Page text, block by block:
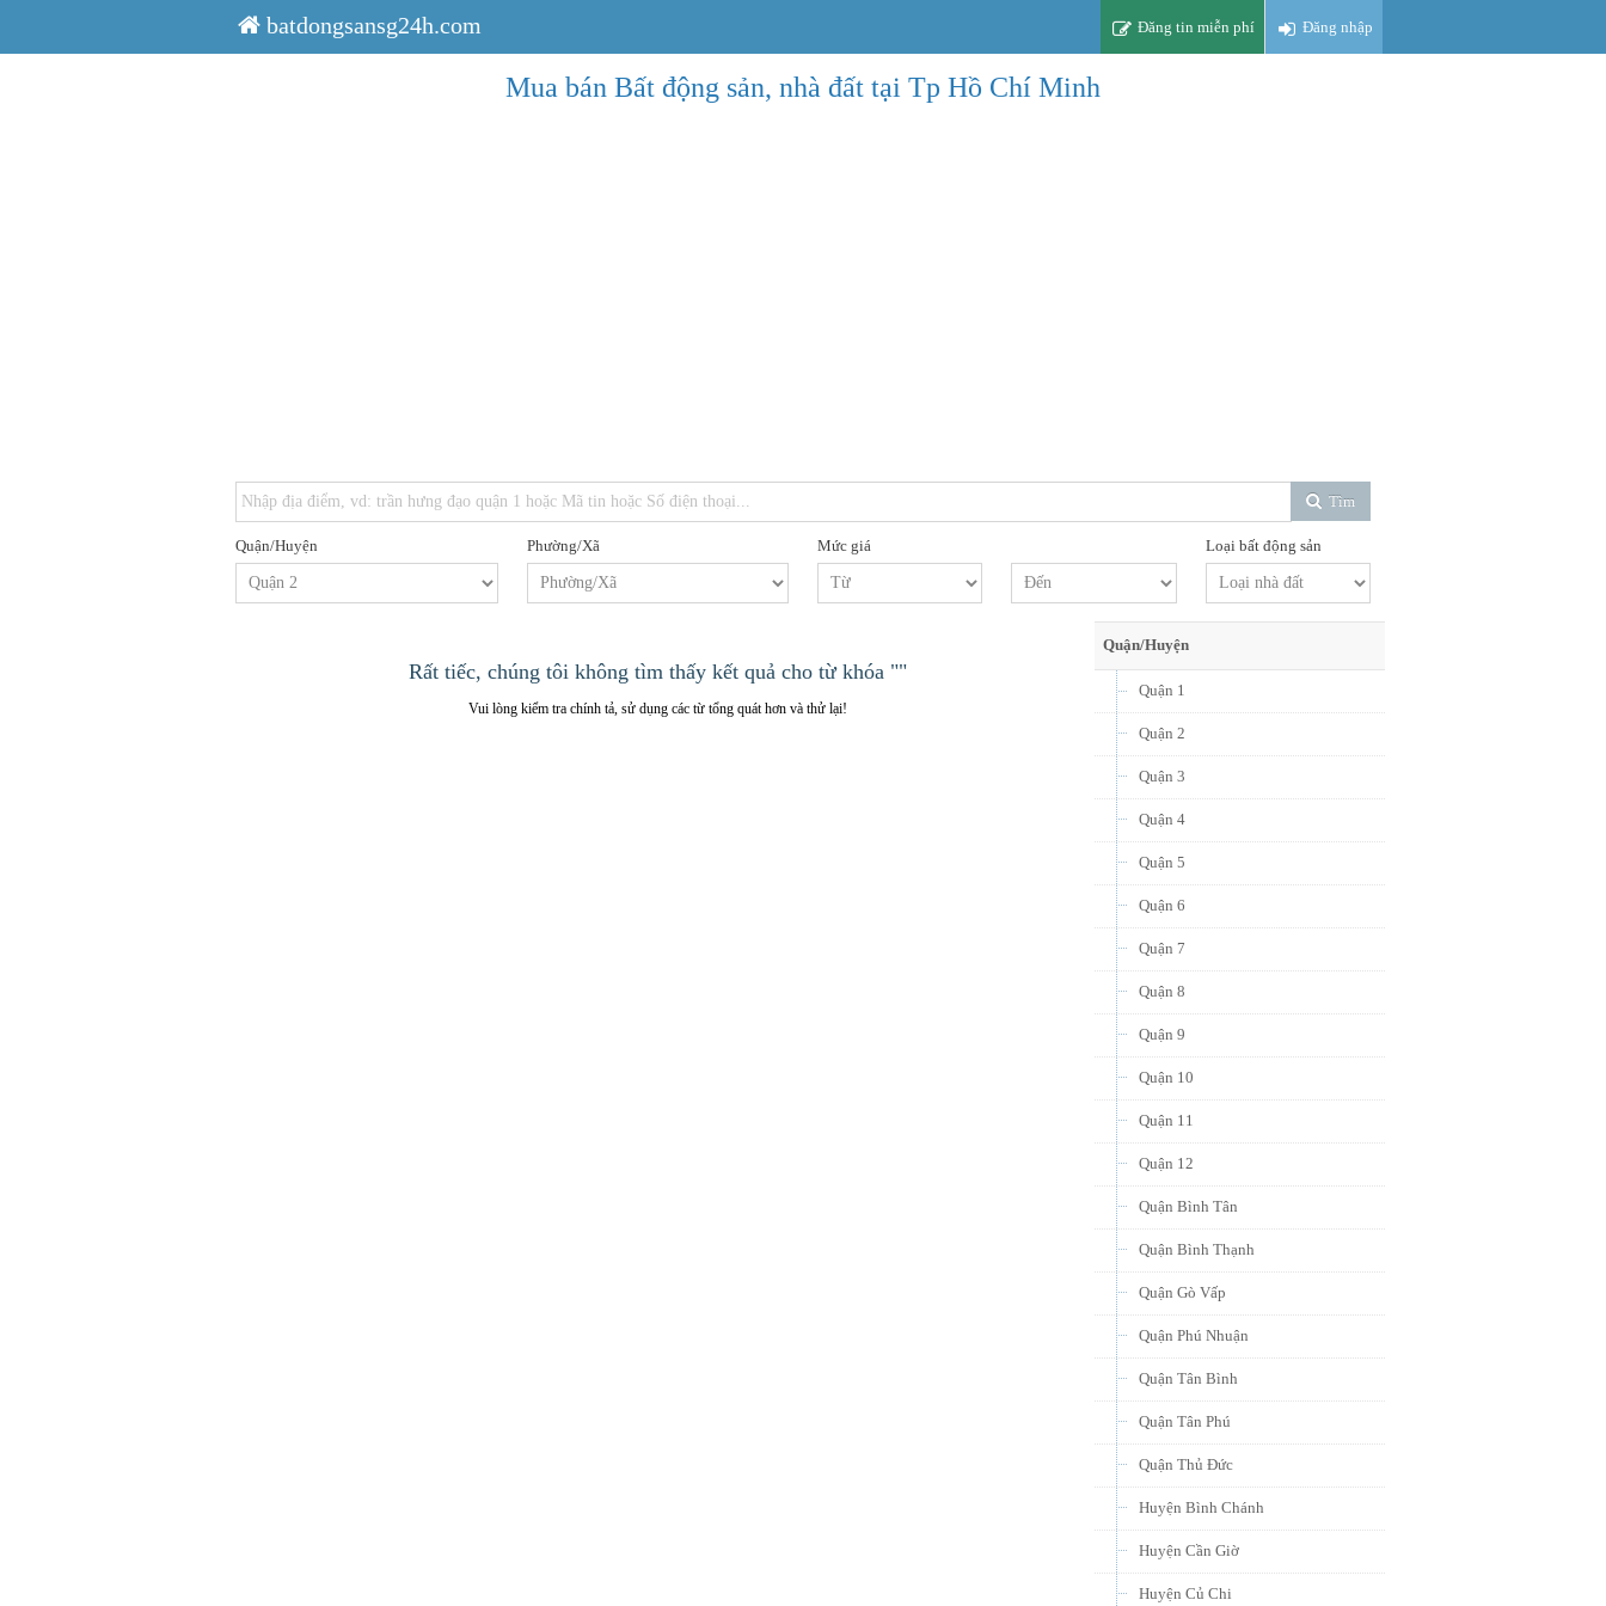
batdongsansg24h.com Đăng tin miễn phí Đăng nhập
Mua bán Bất động sản, nhà đất tại Tp Hồ Chí Minh
Tìm
Quận/Huyện Phường/Xã Mức giá Loại bất động sản
Rất tiếc, chúng tôi không tìm thấy kết quả cho từ khóa ""
Vui lòng kiểm tra chính tả, sử dụng các từ tổng quát hơn và thử lại!
Quận/Huyện
Quận 1
Quận 2
Quận 3
Quận 4
Quận 5
Quận 6
Quận 7
Quận 8
Quận 9
Quận 10
Quận 11
Quận 12
Quận Bình Tân
Quận Bình Thạnh
Quận Gò Vấp
Quận Phú Nhuận
Quận Tân Bình
Quận Tân Phú
Quận Thủ Đức
Huyện Bình Chánh
Huyện Cần Giờ
Huyện Củ Chi